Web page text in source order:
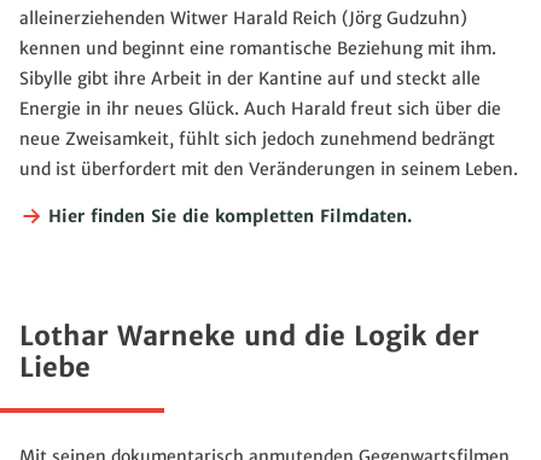
alleinerziehenden Witwer Harald Reich (Jörg Gudzuhn)
kennen und beginnt eine romantische Beziehung mit ihm.
Sibylle gibt ihre Arbeit in der Kantine auf und steckt alle
Energie in ihr neues Glück. Auch Harald freut sich über die
neue Zweisamkeit, fühlt sich jedoch zunehmend bedrängt
und ist überfordert mit den Veränderungen in seinem Leben.
Hier finden Sie die kompletten Filmdaten.
Lothar Warneke und die Logik der
Liebe